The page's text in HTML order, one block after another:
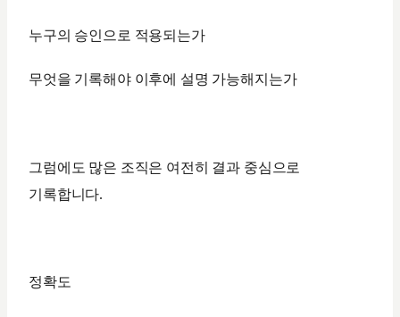
누구의 승인으로 적용되는가
무엇을 기록해야 이후에 설명 가능해지는가
그럼에도 많은 조직은 여전히 결과 중심으로
기록합니다.
정확도